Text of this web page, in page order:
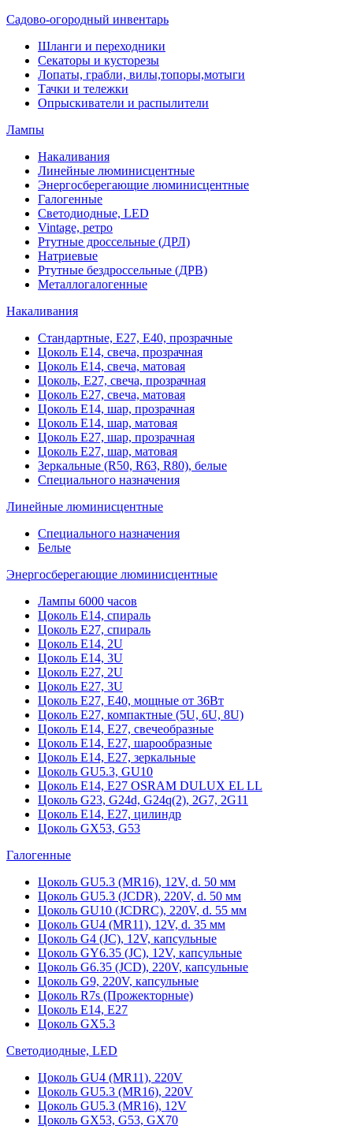
Садово-огородный инвентарь
Шланги и переходники
Секаторы и кусторезы
Лопаты, грабли, вилы,топоры,мотыги
Тачки и тележки
Опрыскиватели и распылители
Лампы
Накаливания
Линейные люминисцентные
Энергосберегающие люминисцентные
Галогенные
Светодиодные, LED
Vintage, ретро
Ртутные дроссельные (ДРЛ)
Натриевые
Ртутные бездроссельные (ДРВ)
Металлогалогенные
Накаливания
Стандартные, Е27, Е40, прозрачные
Цоколь Е14, свеча, прозрачная
Цоколь Е14, свеча, матовая
Цоколь, Е27, свеча, прозрачная
Цоколь Е27, свеча, матовая
Цоколь Е14, шар, прозрачная
Цоколь Е14, шар, матовая
Цоколь Е27, шар, прозрачная
Цоколь Е27, шар, матовая
Зеркальные (R50, R63, R80), белые
Специального назначения
Линейные люминисцентные
Специального назначения
Белые
Энергосберегающие люминисцентные
Лампы 6000 часов
Цоколь Е14, спираль
Цоколь Е27, спираль
Цоколь Е14, 2U
Цоколь Е14, 3U
Цоколь Е27, 2U
Цоколь Е27, 3U
Цоколь Е27, Е40, мощные от 36Вт
Цоколь Е27, компактные (5U, 6U, 8U)
Цоколь Е14, Е27, свечеобразные
Цоколь Е14, Е27, шарообразные
Цоколь Е14, Е27, зеркальные
Цоколь GU5.3, GU10
Цоколь Е14, Е27 OSRAM DULUX EL LL
Цоколь G23, G24d, G24q(2), 2G7, 2G11
Цоколь Е14, Е27, цилиндр
Цоколь GX53, G53
Галогенные
Цоколь GU5.3 (MR16), 12V, d. 50 мм
Цоколь GU5.3 (JCDR), 220V, d. 50 мм
Цоколь GU10 (JCDRC), 220V, d. 55 мм
Цоколь GU4 (MR11), 12V, d. 35 мм
Цоколь G4 (JC), 12V, капсульные
Цоколь GY6.35 (JC), 12V, капсульные
Цоколь G6.35 (JCD), 220V, капсульные
Цоколь G9, 220V, капсульные
Цоколь R7s (Прожекторные)
Цоколь E14, E27
Цоколь GX5.3
Светодиодные, LED
Цоколь GU4 (MR11), 220V
Цоколь GU5.3 (MR16), 220V
Цоколь GU5.3 (MR16), 12V
Цоколь GX53, G53, GX70